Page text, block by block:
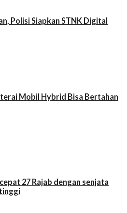
Polisi Siapkan STNK Digital
Mobil Hybrid Bisa Bertahan
27 Rajab dengan senjata